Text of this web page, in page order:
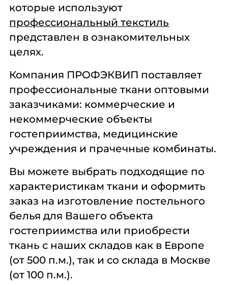
которые используют
профессиональный текстиль
представлен в ознакомительных
целях.
Компания ПРОФЭКВИП поставляет
профессиональные ткани оптовыми
заказчиками: коммерческие и
некоммерческие объекты
гостеприимства, медицинские
учреждения и прачечные комбинаты.
Вы можете выбрать подходящие по
характеристикам ткани и оформить
заказ на изготовление постельного
белья для Вашего объекта
гостеприимства или приобрести
ткань с наших складов как в Европе
(от 500 п.м.), так и со склада в Москве
(от 100 п.м.).